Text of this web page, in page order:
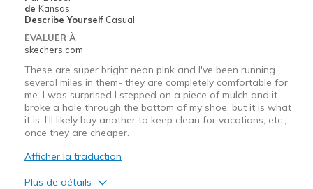
Going Out
Special Occasions
Travel
Width
Feels true to width
Sizing
Feels true to size
View On Shoes
Shoes are for Wearing
de Kansas
Describe Yourself Casual
EVALUER À
skechers.com
These are super bright neon pink and I've been running
several miles in them- they are completely comfortable for
me. I was surprised I stepped on a piece of mulch and it
broke a hole through the bottom of my shoe, but it is what
it is. I'll likely buy another to keep clean for vacations, etc.,
once they are cheaper.
Afficher la traduction
Plus de détails